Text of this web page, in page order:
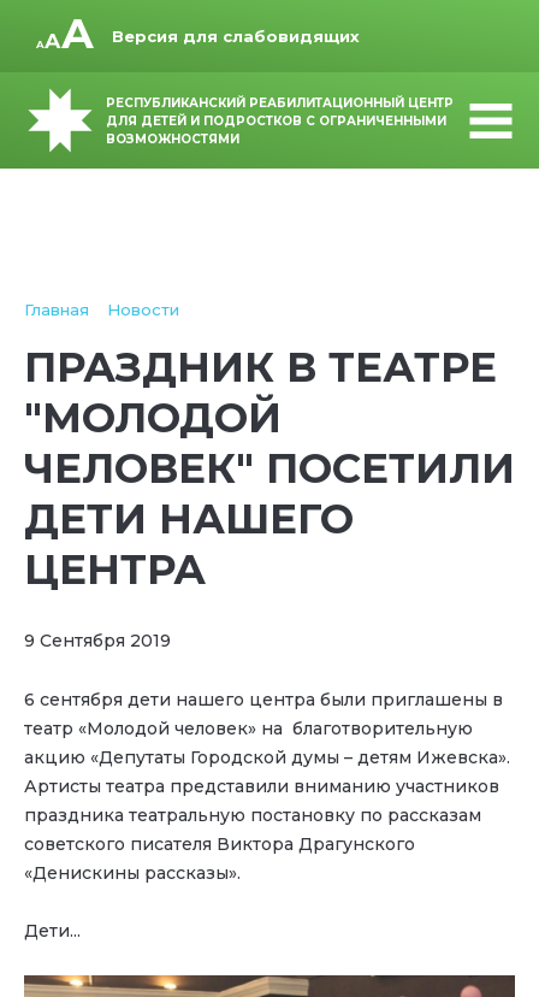
Версия для слабовидящих
РЕСПУБЛИКАНСКИЙ РЕАБИЛИТАЦИОННЫЙ ЦЕНТР
ДЛЯ ДЕТЕЙ И ПОДРОСТКОВ С ОГРАНИЧЕННЫМИ
ВОЗМОЖНОСТЯМИ
Главная Новости
ПРАЗДНИК В ТЕАТРЕ
"МОЛОДОЙ
ЧЕЛОВЕК" ПОСЕТИЛИ
ДЕТИ НАШЕГО
ЦЕНТРА
9 Сентября 2019
6 сентября дети нашего центра были приглашены в
театр «Молодой человек» на благотворительную
акцию «Депутаты Городской думы – детям Ижевска».
Артисты театра представили вниманию участников
праздника театральную постановку по рассказам
советского писателя Виктора Драгунского
«Денискины рассказы».
Дети...